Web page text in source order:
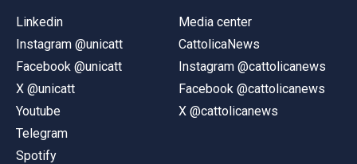
Linkedin
Instagram @unicatt
Facebook @unicatt
X @unicatt
Youtube
Telegram
Spotify
Media center
CattolicaNews
Instagram @cattolicanews
Facebook @cattolicanews
X @cattolicanews